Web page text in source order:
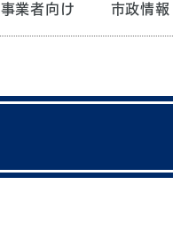
事業者向け 市政情報